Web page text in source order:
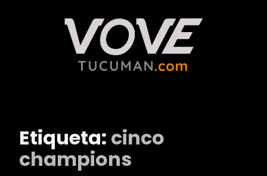
Etiqueta: cinco
champions